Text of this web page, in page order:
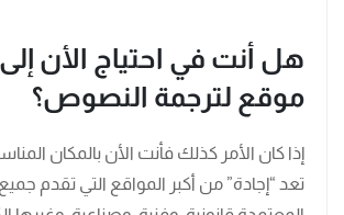
هل أنت في احتياج الأن
موقع لترجمة النصوص؟
إذا كان الأمر كذلك فأنت الأن بالمكان
تعد “إجادة” من أكبر المواقع التي تقدم جميع